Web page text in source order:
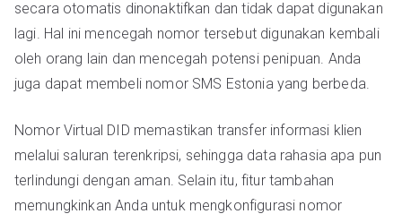
secara otomatis dinonaktifkan dan tidak dapat digunakan
lagi. Hal ini mencegah nomor tersebut digunakan kembali
oleh orang lain dan mencegah potensi penipuan. Anda
juga dapat membeli nomor SMS Estonia yang berbeda.
Nomor Virtual DID memastikan transfer informasi klien
melalui saluran terenkripsi, sehingga data rahasia apa pun
terlindungi dengan aman. Selain itu, fitur tambahan
memungkinkan Anda untuk mengkonfigurasi nomor